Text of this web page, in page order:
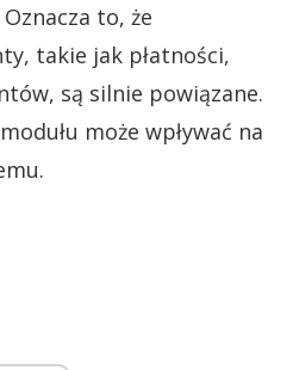
to, że
takie jak płatności,
są silnie powiązane.
może wpływać na